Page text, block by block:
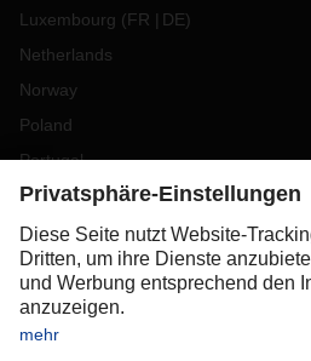
Luxembourg (FR DE)
Netherlands
Norway
Poland
Portugal
Romania
Slovakia
Spain
Sweden
Switzerland